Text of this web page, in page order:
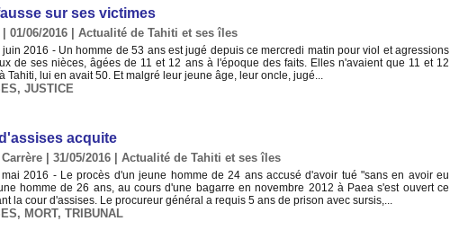
sur ses victimes
01/06/2016 Actualité de Tahiti et ses îles
juin 2016 - Un homme de 53 ans est jugé depuis ce mercredi matin pour viol et agressions
de ses nièces, âgées de 11 et 12 ans à l'époque des faits. Elles n'avaient que 11 et 12
Tahiti, lui en avait 50. Et malgré leur jeune âge, leur oncle, jugé...
, JUSTICE
acquite
| 31/05/2016 Actualité de Tahiti et ses îles
mai 2016 - Le procès d'un jeune homme de 24 ans accusé d'avoir tué "sans en avoir eu
homme de 26 ans, au cours d'une bagarre en novembre 2012 à Paea s'est ouvert ce
la cour d'assises. Le procureur général a requis 5 ans de prison avec sursis,...
, MORT, TRIBUNAL